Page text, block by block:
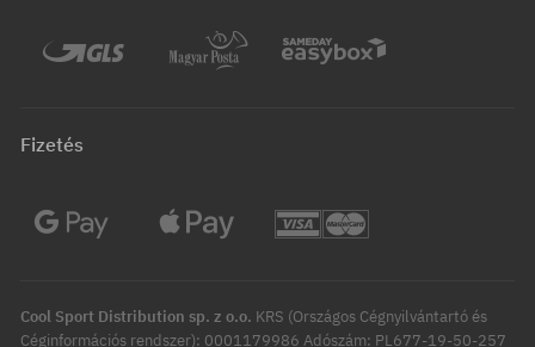
Fizetés
Cool Sport Distribution sp. z o.o. KRS (Országos Cégnyilvántartó és
Céginformációs rendszer): 0001179986 Adószám: PL677-19-50-257